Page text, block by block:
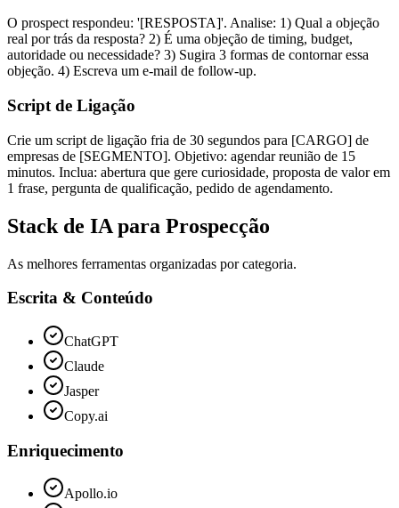
O prospect respondeu: '[RESPOSTA]'. Analise: 1) Qual a objeção
real por trás da resposta? 2) É uma objeção de timing, budget,
autoridade ou necessidade? 3) Sugira 3 formas de contornar essa
objeção. 4) Escreva um e-mail de follow-up.
Script de Ligação
Crie um script de ligação fria de 30 segundos para [CARGO] de
empresas de [SEGMENTO]. Objetivo: agendar reunião de 15
minutos. Inclua: abertura que gere curiosidade, proposta de valor em
1 frase, pergunta de qualificação, pedido de agendamento.
Stack de IA para Prospecção
As melhores ferramentas organizadas por categoria.
Escrita & Conteúdo
ChatGPT
Claude
Jasper
Copy.ai
Enriquecimento
Apollo.io